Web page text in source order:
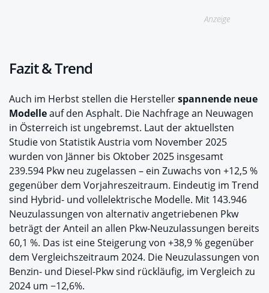
Anzeige
Fazit & Trend
Auch im Herbst stellen die Herstellerspannende neue
Modelleauf den Asphalt. Die Nachfrage an Neuwagen
in Österreich ist ungebremst. Laut der aktuellsten
Studie von Statistik Austria vom November 2025
wurden von Jänner bis Oktober 2025 insgesamt
239.594 Pkw neu zugelassen – ein Zuwachs von +12,5 %
gegenüber dem Vorjahreszeitraum. Eindeutig im Trend
sind Hybrid- und vollelektrische Modelle. Mit 143.946
Neuzulassungen von alternativ angetriebenen Pkw
beträgt der Anteil an allen Pkw-Neuzulassungen bereits
60,1 %. Das ist eine Steigerung von +38,9 % gegenüber
dem Vergleichszeitraum 2024. Die Neuzulassungen von
Benzin- und Diesel-Pkw sind rückläufig, im Vergleich zu
2024 um −12,6%.